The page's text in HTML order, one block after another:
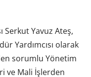
Serkut Yavuz Ateş,
Yardımcısı olarak
sorumlu Yönetim
ve Mali İşlerden